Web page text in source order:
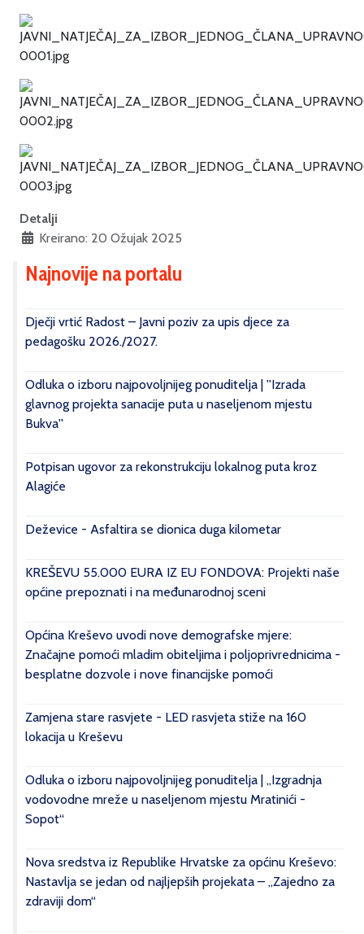
Detalji
Kreirano: 20 Ožujak 2025
Najnovije na portalu
Dječji vrtić Radost – Javni poziv za upis djece za
pedagošku 2026./2027.
Odluka o izboru najpovoljnijeg ponuditelja | ''Izrada
glavnog projekta sanacije puta u naseljenom mjestu
Bukva''
Potpisan ugovor za rekonstrukciju lokalnog puta kroz
Alagiće
Deževice - Asfaltira se dionica duga kilometar
KREŠEVU 55.000 EURA IZ EU FONDOVA: Projekti naše
općine prepoznati i na međunarodnoj sceni
Općina Kreševo uvodi nove demografske mjere:
Značajne pomoći mladim obiteljima i poljoprivrednicima -
besplatne dozvole i nove financijske pomoći
Zamjena stare rasvjete - LED rasvjeta stiže na 160
lokacija u Kreševu
Odluka o izboru najpovoljnijeg ponuditelja | „Izgradnja
vodovodne mreže u naseljenom mjestu Mratinići -
Sopot“
Nova sredstva iz Republike Hrvatske za općinu Kreševo:
Nastavlja se jedan od najljepših projekata – „Zajedno za
zdraviji dom“